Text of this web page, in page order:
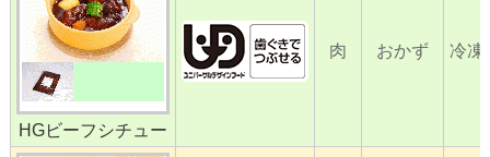
HGビーフシチュー
肉 おかず 冷凍